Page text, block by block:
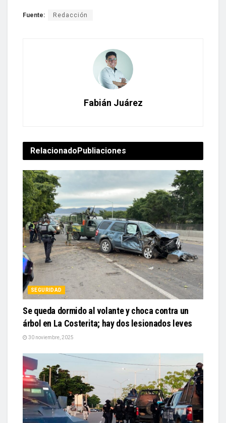
Fuente: Redacción
Fabián Juárez
RelacionadoPubliaciones
SEGURIDAD
Se queda dormido al volante y choca contra un
árbol en La Costerita; hay dos lesionados leves
30 noviembre, 2025